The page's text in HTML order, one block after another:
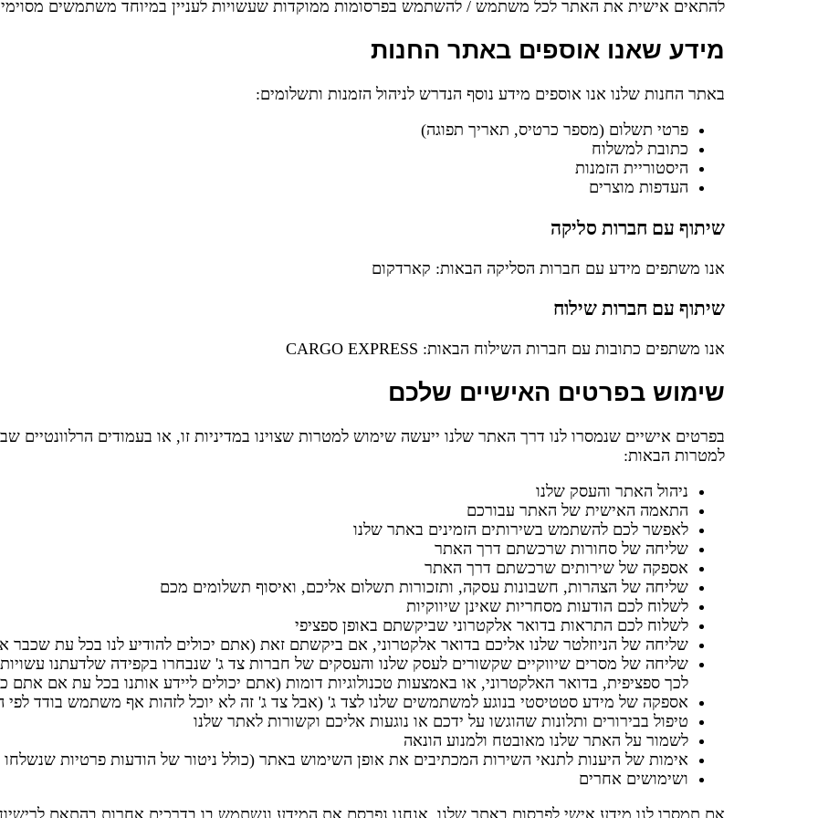
להתאים אישית את האתר לכל משתמש / להשתמש בפרסומות ממוקדות שעשויות לעניין במיוחד משתמשים
מידע שאנו אוספים באתר החנות
באתר החנות שלנו אנו אוספים מידע נוסף הנדרש לניהול הזמנות ותשלומים:
פרטי תשלום (מספר כרטיס, תאריך תפוגה)
כתובת למשלוח
היסטוריית הזמנות
העדפות מוצרים
שיתוף עם חברות סליקה
אנו משתפים מידע עם חברות הסליקה הבאות: קארדקום
שיתוף עם חברות שילוח
אנו משתפים כתובות עם חברות השילוח הבאות: CARGO EXPRESS
שימוש בפרטים האישיים שלכם
בפרטים אישיים שנמסרו לנו דרך האתר שלנו ייעשה שימוש למטרות שצוינו במדיניות זו, או בעמודים
למטרות הבאות:
ניהול האתר והעסק שלנו
התאמה האישית של האתר עבורכם
לאפשר לכם להשתמש בשירותים הזמינים באתר שלנו
שליחה של סחורות שרכשתם דרך האתר
אספקה של שירותים שרכשתם דרך האתר
שליחה של הצהרות, חשבונות עסקה, ותזכורות תשלום אליכם, ואיסוף תשלומים מכם
לשלוח לכם הודעות מסחריות שאינן שיווקיות
לשלוח לכם התראות בדואר אלקטרוני שביקשתם באופן ספציפי
שליחה של הניוזלטר שלנו אליכם בדואר אלקטרוני, אם ביקשתם זאת (אתם יכולים להודיע לנו בכל עת שכבר
שליחה של מסרים שיווקיים שקשורים לעסק שלנו והעסקים של חברות צד ג' שנבחרו בקפידה שלדעתנו
לכך ספציפית, בדואר האלקטרוני, או באמצעות טכנולוגיות דומות (אתם יכולים ליידע אותנו בכל עת אם אתם
אספקה של מידע סטטיסטי בנוגע למשתמשים שלנו לצד ג' (אבל צד ג' זה לא יוכל לזהות אף משתמש בודד לפי
טיפול בבירורים ותלונות שהוגשו על ידכם או נוגעות אליכם וקשורות לאתר שלנו
לשמור על האתר שלנו מאובטח ולמנוע הונאה
אימות של היענות לתנאי השירות המכתיבים את אופן השימוש באתר (כולל ניטור של הודעות פרטיות
ושימושים אחרים